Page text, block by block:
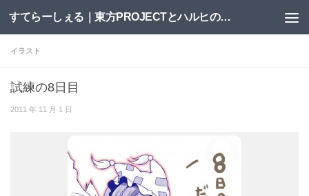
コンテンツへスキップ すてらーしぇる｜東方PROJECTとハルヒの二次創作サイト
イラスト
試練の8日目
2011 年 11 月 1 日